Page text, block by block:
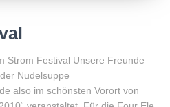
Strom Festival Unsere Freunde
Nudelsuppe
also im schönsten Vorort von